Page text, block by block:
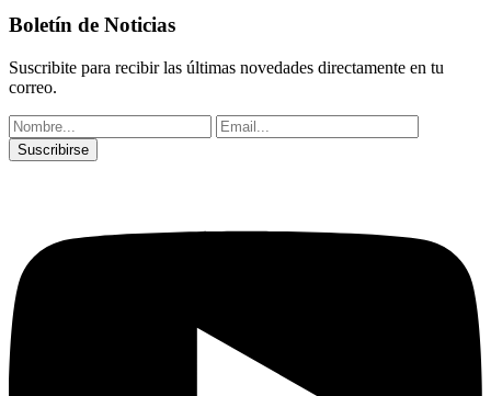
Boletín de Noticias
Suscribite para recibir las últimas novedades directamente en tu
correo.
Suscribirse